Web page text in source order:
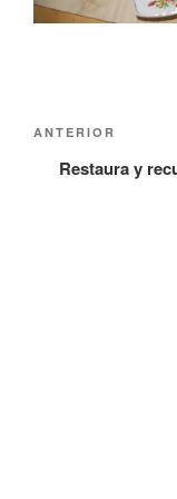
entradas
Entrada
anterior:
ANTERIOR
Restaura y